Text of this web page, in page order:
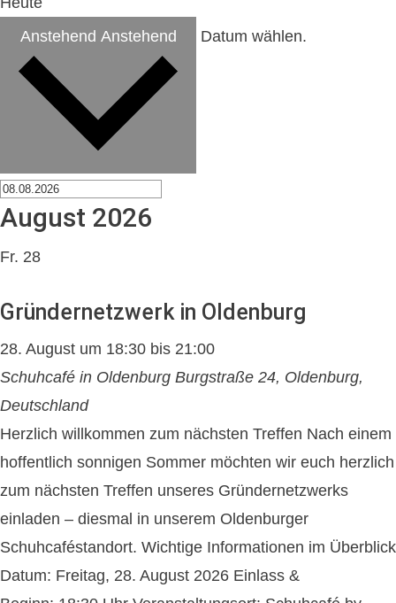
Anstehend Anstehend Datum wählen.
August 2026
Fr. 28
Gründernetzwerk in Oldenburg
28. August um 18:30 bis 21:00
Schuhcafé in Oldenburg Burgstraße 24, Oldenburg,
Deutschland
Herzlich willkommen zum nächsten Treffen Nach einem
hoffentlich sonnigen Sommer möchten wir euch herzlich
zum nächsten Treffen unseres Gründernetzwerks
einladen – diesmal in unserem Oldenburger
Schuhcaféstandort. Wichtige Informationen im Überblick
Datum: Freitag, 28. August 2026 Einlass &